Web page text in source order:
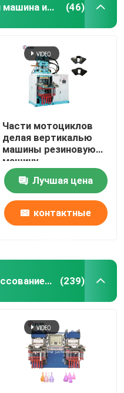
Вертикальная резиновая машина инжекционного метода литья (46)
Части мотоциклов
делая вертикалью
машины резиновую
машину
инжекционного
метода литья для
резинового демфера
Лучшая цена
контактные
Машина формования прессованием вакуума (239)